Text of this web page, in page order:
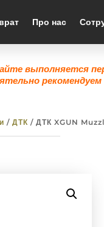
Про нас
выполняется
/ ДТК / ДТК XGUN